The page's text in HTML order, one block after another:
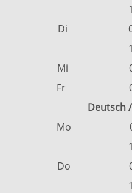
14:00
Di 09:00
14:00
Mi 08:00
Fr 08:00
Deutsch
Mo 08:00
14:00
Do 08:00
14:00